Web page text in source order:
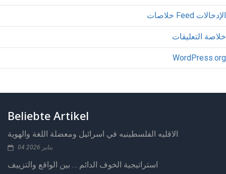
خلاصات Feed الإدخالات
خلاصة التعليقات
WordPress.org
Beliebte Artikel
الاقليه الفلسطينيه في اسرائيل ومعضلة اللغة والهوية
04 يناير 2026
استراتيجية الخوف الدائم … بين الواقع والتزييف